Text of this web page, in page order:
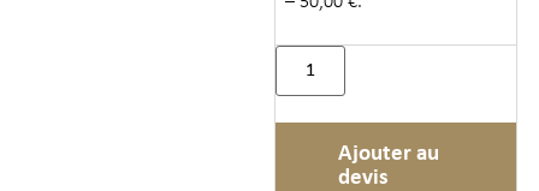
Ajouter au
devis